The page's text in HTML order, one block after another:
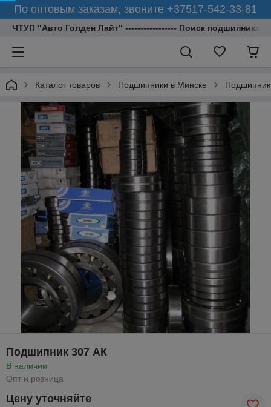
По оптовым заказам, звоните +37517-542-33-81
ЧТУП "Авто Голден Лайт" ----------------- Поиск подшипника
Каталог товаров Подшипники в Минске
Подшипник 307 АК
В наличии
Опт и розница
Цену уточняйте